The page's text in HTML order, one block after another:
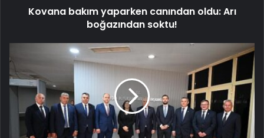
Kovana bakım yaparken canından oldu: Arı
boğazından soktu!